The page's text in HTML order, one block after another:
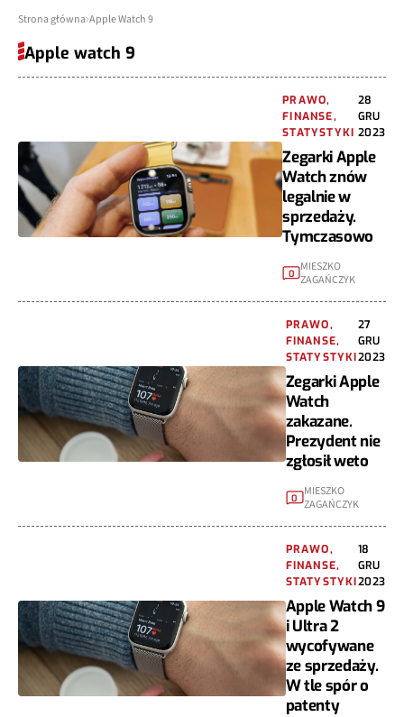
Strona główna Apple Watch 9
Apple watch 9
PRAWO,
FINANSE,
STATYSTYKI
28
GRU
2023
Zegarki Apple
Watch znów
legalnie w
sprzedaży.
Tymczasowo
0
MIESZKO
ZAGAŃCZYK
PRAWO,
FINANSE,
STATYSTYKI
27
GRU
2023
Zegarki Apple
Watch
zakazane.
Prezydent nie
zgłosił weto
0 MIESZKO
ZAGAŃCZYK
PRAWO,
FINANSE,
STATYSTYKI
18
GRU
2023
Apple Watch 9
i Ultra 2
wycofywane
ze sprzedaży.
W tle spór o
patenty